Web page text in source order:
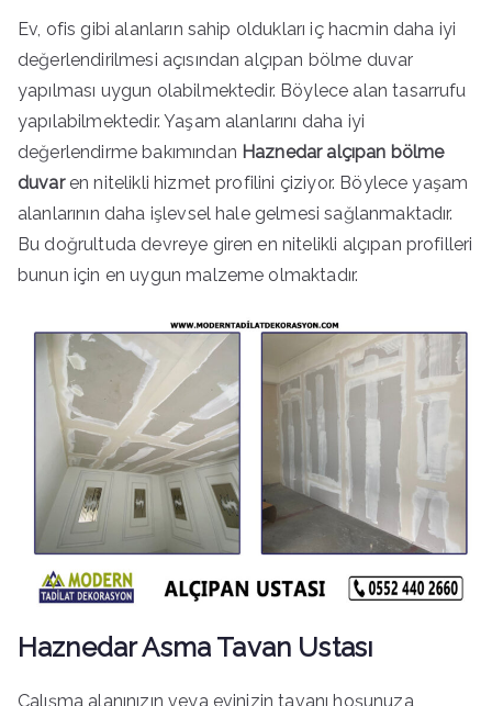
Ev, ofis gibi alanların sahip oldukları iç hacmin daha iyi
değerlendirilmesi açısından alçıpan bölme duvar
yapılması uygun olabilmektedir. Böylece alan tasarrufu
yapılabilmektedir. Yaşam alanlarını daha iyi
değerlendirme bakımından Haznedar alçıpan bölme
duvaren nitelikli hizmet profilini çiziyor. Böylece yaşam
alanlarının daha işlevsel hale gelmesi sağlanmaktadır.
Bu doğrultuda devreye giren en nitelikli alçıpan profilleri
bunun için en uygun malzeme olmaktadır.
Haznedar Asma Tavan Ustası
Çalışma alanınızın veya evinizin tavanı hoşunuza